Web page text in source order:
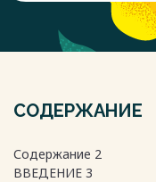
СОДЕРЖАНИЕ
Содержание 2
ВВЕДЕНИЕ 3